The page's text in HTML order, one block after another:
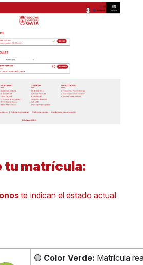
tu matrícula:
te indican el estado actual
🟢 Color Verde: Matrícula